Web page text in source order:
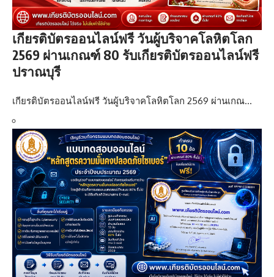
เกียรติบัตรออนไลน์ฟรี วันผู้บริจาคโลหิตโลก
2569 ผ่านเกณฑ์ 80 รับเกียรติบัตรออนไลน์ฟรี
ปราณบุรี
เกียรติบัตรออนไลน์ฟรี วันผู้บริจาคโลหิตโลก 2569 ผ่านเกณ…